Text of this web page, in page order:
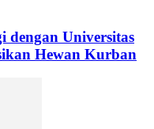
dengan Universitas
Hewan Kurban